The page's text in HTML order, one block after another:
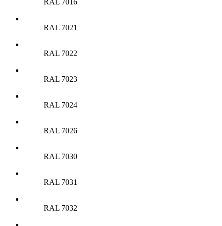
RAL 7021
RAL 7022
RAL 7023
RAL 7024
RAL 7026
RAL 7030
RAL 7031
RAL 7032